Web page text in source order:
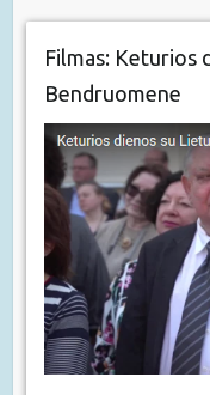
Filmas: Keturios
Bendruomene